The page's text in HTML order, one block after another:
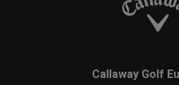
Callaway Golf